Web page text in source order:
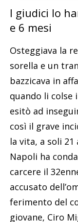
I giudici lo
e 6 mesi
Osteggiava la
sorella e un
bazzicava in
quando li colse
esitò ad
così il grave
la vita, a soli 21
Napoli ha
carcere il
accusato
ferimento del
giovane, Ciro